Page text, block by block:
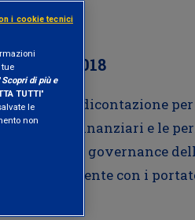
del 2018
di rendicontazione
i risultati finanziari e le
sociale e di governance
e coerente con i
Scopri di più e
TUTTI"
le
non
i cookie tecnici